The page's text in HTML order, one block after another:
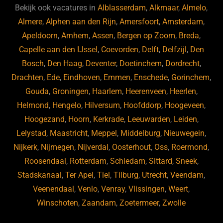
b
o
o
k
d
s
a
m
ky dI
n
Bekijk ook vacatures inAlblasserdam,Alkmaar,Almelo,
Almere,Alphen aan den Rijn,Amersfoort,Amsterdam,
Apeldoorn,Arnhem,Assen, Bergen op Zoom, Breda,
Capelle aan den IJssel, Coevorden, Delft, Delfzijl, Den
Bosch, Den Haag, Deventer, Doetinchem, Dordrecht,
Drachten, Ede, Eindhoven, Emmen, Enschede, Gorinchem,
Gouda, Groningen, Haarlem, Heerenveen, Heerlen,
Helmond, Hengelo, Hilversum, Hoofddorp, Hoogeveen,
Hoogezand, Hoorn, Kerkrade, Leeuwarden, Leiden,
Lelystad, Maastricht, Meppel, Middelburg, Nieuwegein,
Nijkerk, Nijmegen, Nijverdal, Oosterhout, Oss, Roermond,
Roosendaal, Rotterdam, Schiedam, Sittard, Sneek,
Stadskanaal,Ter Apel,Tiel,Tilburg, Utrecht,Veendam,
Veenendaal,Venlo,Venray,Vlissingen,Weert,
Winschoten,Zaandam,Zoetermeer,Zwolle